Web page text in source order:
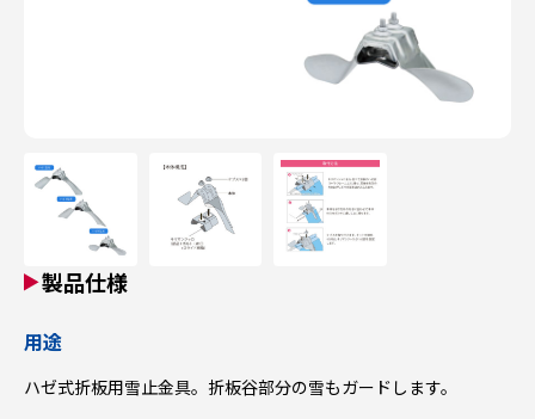
製品仕様
用途
ハゼ式折板用雪止金具。折板谷部分の雪もガードします。